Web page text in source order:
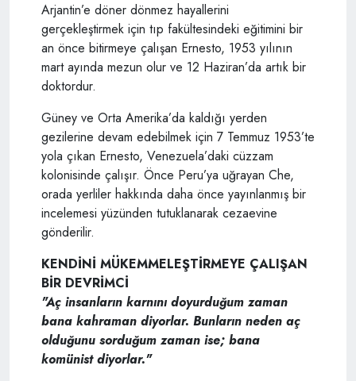
Arjantin’e döner dönmez hayallerini
gerçekleştirmek için tıp fakültesindeki eğitimini bir
an önce bitirmeye çalışan Ernesto, 1953 yılının
mart ayında mezun olur ve 12 Haziran’da artık bir
doktordur.
Güney ve Orta Amerika’da kaldığı yerden
gezilerine devam edebilmek için 7 Temmuz 1953’te
yola çıkan Ernesto, Venezuela’daki cüzzam
kolonisinde çalışır. Önce Peru’ya uğrayan Che,
orada yerliler hakkında daha önce yayınlanmış bir
incelemesi yüzünden tutuklanarak cezaevine
gönderilir.
KENDİNİ MÜKEMMELEŞTİRMEYE ÇALIŞAN
BİR DEVRİMCİ
"Aç insanların karnını doyurduğum zaman
bana kahraman diyorlar. Bunların neden aç
olduğunu sorduğum zaman ise; bana
komünist diyorlar."